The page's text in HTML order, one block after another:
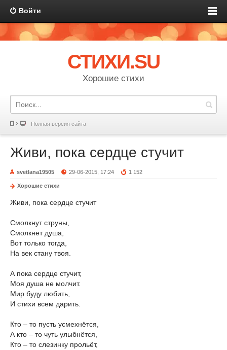
Войти
СТИХИ.SU
Хорошие стихи
Полная версия сайта
Живи, пока сердце стучит
svetlana19505 29-06-2015, 17:24 1 152
Хорошие стихи
Живи, пока сердце стучит
Смолкнут струны,
Смолкнет душа,
Вот только тогда,
На век стану твоя.
А пока сердце стучит,
Моя душа не молчит.
Мир буду любить,
И стихи всем дарить.
Кто – то пусть усмехнётся,
А кто – то чуть улыбнётся,
Кто – то слезинку прольёт,